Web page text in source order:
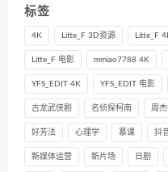
标签
4K Litte_F 3D资源 Litte_F
Litte_F 电影 mmiao7788 4K
YFS_EDIT 4K YFS_EDIT 电影
古龙武侠剧 名侦探柯南 周
好芳法 心理学 慕课 抖
新媒体运营 新片场 日剧